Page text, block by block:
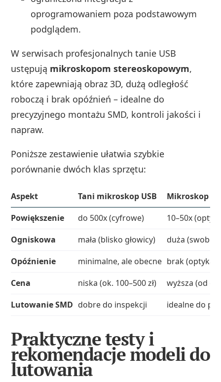
oprogramowaniem poza podstawowym
podglądem.
W serwisach profesjonalnych tanie USB
ustępują mikroskopom stereoskopowym,
które zapewniają obraz 3D, dużą odległość
roboczą i brak opóźnień – idealne do
precyzyjnego montażu SMD, kontroli jakości i
napraw.
Poniższe zestawienie ułatwia szybkie
porównanie dwóch klas sprzętu:
Aspekt Tani mikroskop USB
Mikroskop
Powiększenie
do 500x (cyfrowe)
10–50x
Ogniskowa
mała (blisko głowicy)
duża
Opóźnienie
minimalne, ale obecne brak (optyka)
Cena
niska (ok. 100–500 zł)
wyższa (od
Lutowanie SMD dobre do inspekcji idealne do
Praktyczne testy i
rekomendacje modeli do
lutowania